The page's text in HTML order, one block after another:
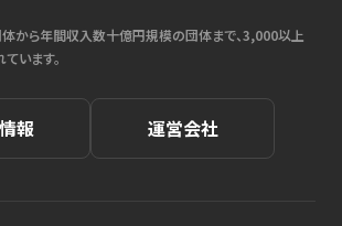
から年間収入数十億円規模の団体まで、3,000以上
います。
報 運営会社